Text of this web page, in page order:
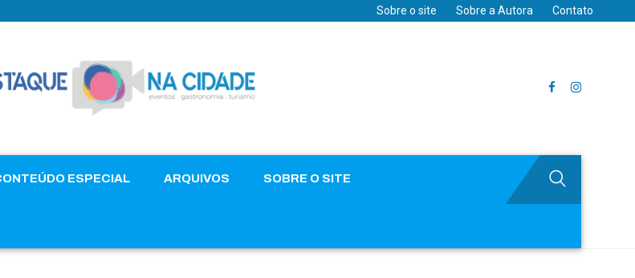
Sobre o site Sobre a Autora Contato
ESPECIAL ARQUIVOS SOBRE O SITE